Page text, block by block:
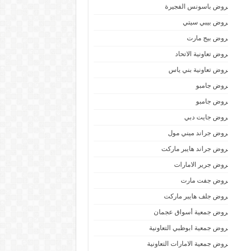
باسونس الفجيرة
بيبي سيتي
بيج مارت
تعاونية الاتحاد
تعاونية بني ياس
جامبو
جامبو
جايت دبي
جراند ميني مول
جراند هايبر ماركت
جرير الامارات
جفت مارت
جلف هايبر ماركت
جمعية أسواق عجمان
جمعية ابوظبي التعاونية
جمعية الامارات التعاونية